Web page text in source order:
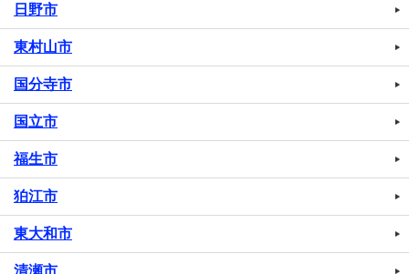
日野市
東村山市
国分寺市
国立市
福生市
狛江市
東大和市
清瀬市